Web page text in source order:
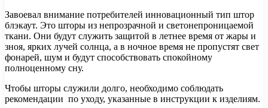
Завоевал внимание потребителей инновационный тип штор
блэкаут. Это шторы из непрозрачной и светонепроницаемой
ткани. Они будут служить защитой в летнее время от жары и
зноя, ярких лучей солнца, а в ночное время не пропустят свет
фонарей, шум и будут способствовать спокойному
полноценному сну.
Чтобы шторы служили долго, необходимо соблюдать
рекомендации по уходу, указанные в инструкции к изделиям.